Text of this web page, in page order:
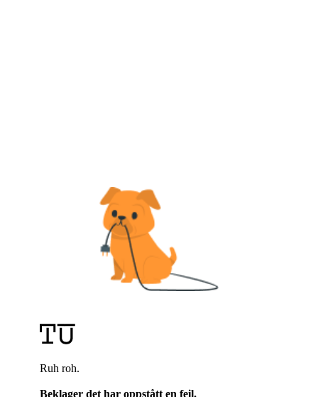
Ruh roh.
Beklager det har oppstått en feil.